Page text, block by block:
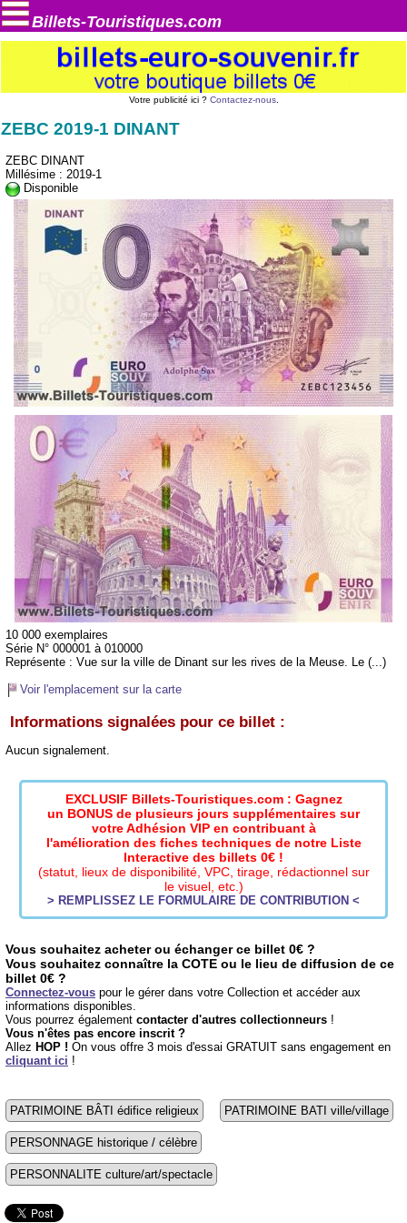
Billets-Touristiques.com
Votre publicité ici ? Contactez-nous.
ZEBC 2019-1 DINANT
ZEBC DINANT
Millésime : 2019-1
Disponible
10 000 exemplaires
Série N° 000001 à 010000
Représente : Vue sur la ville de Dinant sur les rives de la Meuse. Le (...)
Voir l'emplacement sur la carte
Informations signalées pour ce billet :
Aucun signalement.
EXCLUSIF Billets-Touristiques.com : Gagnez
un BONUS de plusieurs jours supplémentaires sur
votre Adhésion VIP en contribuant à
l'amélioration des fiches techniques de notre Liste
Interactive des billets 0€ !
(statut, lieux de disponibilité, VPC, tirage, rédactionnel sur
le visuel, etc.)
> REMPLISSEZ LE FORMULAIRE DE CONTRIBUTION <
Vous souhaitez acheter ou échanger ce billet 0€ ?
Vous souhaitez connaître la COTE ou le lieu de diffusion de ce
billet 0€ ?
Connectez-vous pour le gérer dans votre Collection et accéder aux
informations disponibles.
Vous pourrez également contacter d'autres collectionneurs !
Vous n'êtes pas encore inscrit ?
Allez HOP ! On vous offre 3 mois d'essai GRATUIT sans engagement en
cliquant ici !
PATRIMOINE BÂTI édifice religieux PATRIMOINE BATI ville/village
PERSONNAGE historique / célèbre
PERSONNALITE culture/art/spectacle